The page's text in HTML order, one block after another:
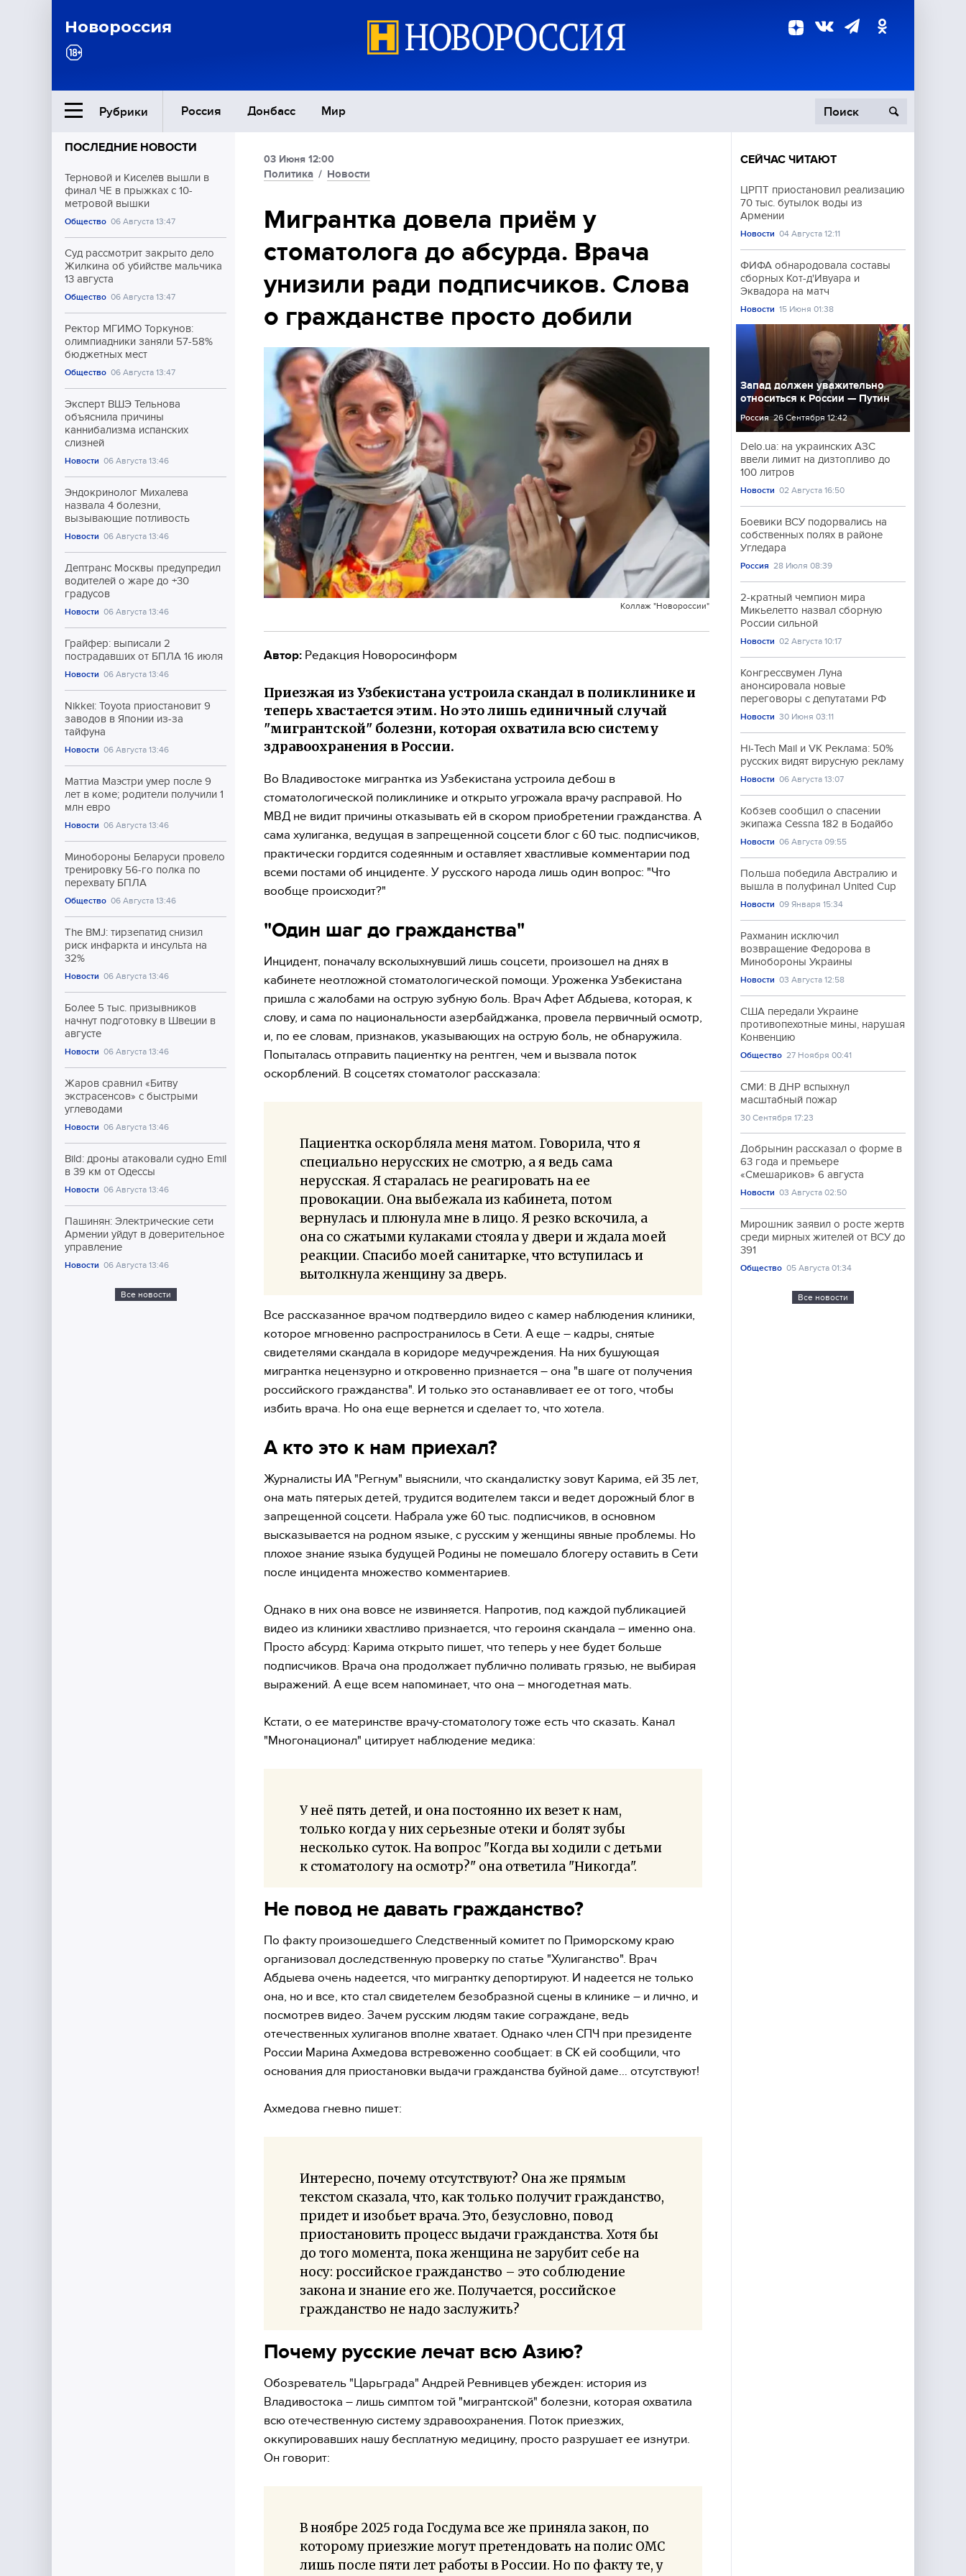
Новороссия
Рубрики Россия Донбасс Мир
Ближний Восток Политика
Общество
Экономика
Происшествия
Культура
Спорт
ПОСЛЕДНИЕ НОВОСТИ
Терновой и Киселёв вышли в
финал ЧЕ в прыжках с 10-
метровой вышки
Общество 06 Августа 13:47
Суд рассмотрит закрыто дело
Жилкина об убийстве мальчика
13 августа
Общество 06 Августа 13:47
Ректор МГИМО Торкунов:
олимпиадники заняли 57-58%
бюджетных мест
Общество 06 Августа 13:47
Эксперт ВШЭ Тельнова
объяснила причины
каннибализма испанских
слизней
Новости 06 Августа 13:46
Эндокринолог Михалева
назвала 4 болезни,
вызывающие потливость
Новости 06 Августа 13:46
Дептранс Москвы предупредил
водителей о жаре до +30
градусов
Новости 06 Августа 13:46
Грайфер: выписали 2
пострадавших от БПЛА 16 июля
Новости 06 Августа 13:46
Nikkei: Toyota приостановит 9
заводов в Японии из-за
тайфуна
Новости 06 Августа 13:46
Маттиа Маэстри умер после 9
лет в коме; родители получили 1
млн евро
Новости 06 Августа 13:46
Минобороны Беларуси провело
тренировку 56-го полка по
перехвату БПЛА
Общество 06 Августа 13:46
The BMJ: тирзепатид снизил
риск инфаркта и инсульта на
32%
Новости 06 Августа 13:46
Более 5 тыс. призывников
начнут подготовку в Швеции в
августе
Новости 06 Августа 13:46
Жаров сравнил «Битву
экстрасенсов» с быстрыми
углеводами
Новости 06 Августа 13:46
Bild: дроны атаковали судно Emil
в 39 км от Одессы
Новости 06 Августа 13:46
Пашинян: Электрические сети
Армении уйдут в доверительное
управление
Новости 06 Августа 13:46
Все новости
03 Июня 12:00
Политика / Новости
Мигрантка довела приём у
стоматолога до абсурда. Врача
унизили ради подписчиков. Слова
о гражданстве просто добили
Коллаж "Новороссии"
Автор: Редакция Новоросинформ
Приезжая из Узбекистана устроила скандал в поликлинике и
теперь хвастается этим. Но это лишь единичный случай
"мигрантской" болезни, которая охватила всю систему
здравоохранения в России.
Во Владивостоке мигрантка из Узбекистана устроила дебош в
стоматологической поликлинике и открыто угрожала врачу расправой. Но
МВД не видит причины отказывать ей в скором приобретении гражданства. А
сама хулиганка, ведущая в запрещенной соцсети блог с 60 тыс. подписчиков,
практически гордится содеянным и оставляет хвастливые комментарии под
всеми постами об инциденте. У русского народа лишь один вопрос: "Что
вообще происходит?"
"Один шаг до гражданства"
Инцидент, поначалу всколыхнувший лишь соцсети, произошел на днях в
кабинете неотложной стоматологической помощи. Уроженка Узбекистана
пришла с жалобами на острую зубную боль. Врач Афет Абдыева, которая, к
слову, и сама по национальности азербайджанка, провела первичный осмотр,
и, по ее словам, признаков, указывающих на острую боль, не обнаружила.
Попыталась отправить пациентку на рентген, чем и вызвала поток
оскорблений. В соцсетях стоматолог рассказала:
Пациентка оскорбляла меня матом. Говорила, что я
специально нерусских не смотрю, а я ведь сама
нерусская. Я старалась не реагировать на ее
провокации. Она выбежала из кабинета, потом
вернулась и плюнула мне в лицо. Я резко вскочила, а
она со сжатыми кулаками стояла у двери и ждала моей
реакции. Спасибо моей санитарке, что вступилась и
вытолкнула женщину за дверь.
Все рассказанное врачом подтвердило видео с камер наблюдения клиники,
которое мгновенно распространилось в Сети. А еще – кадры, снятые
свидетелями скандала в коридоре медучреждения. На них бушующая
мигрантка нецензурно и откровенно признается – она "в шаге от получения
российского гражданства". И только это останавливает ее от того, чтобы
избить врача. Но она еще вернется и сделает то, что хотела.
А кто это к нам приехал?
Журналисты ИА "Регнум" выяснили, что скандалистку зовут Карима, ей 35 лет,
она мать пятерых детей, трудится водителем такси и ведет дорожный блог в
запрещенной соцсети. Набрала уже 60 тыс. подписчиков, в основном
высказывается на родном языке, с русским у женщины явные проблемы. Но
плохое знание языка будущей Родины не помешало блогеру оставить в Сети
после инцидента множество комментариев.
Однако в них она вовсе не извиняется. Напротив, под каждой публикацией
видео из клиники хвастливо признается, что героиня скандала – именно она.
Просто абсурд: Карима открыто пишет, что теперь у нее будет больше
подписчиков. Врача она продолжает публично поливать грязью, не выбирая
выражений. А еще всем напоминает, что она – многодетная мать.
Кстати, о ее материнстве врачу-стоматологу тоже есть что сказать. Канал
"Многонационал" цитирует наблюдение медика:
У неё пять детей, и она постоянно их везет к нам,
только когда у них серьезные отеки и болят зубы
несколько суток. На вопрос "Когда вы ходили с детьми
к стоматологу на осмотр?" она ответила "Никогда".
Не повод не давать гражданство?
По факту произошедшего Следственный комитет по Приморскому краю
организовал доследственную проверку по статье "Хулиганство". Врач
Абдыева очень надеется, что мигрантку депортируют. И надеется не только
она, но и все, кто стал свидетелем безобразной сцены в клинике – и лично, и
посмотрев видео. Зачем русским людям такие сограждане, ведь
отечественных хулиганов вполне хватает. Однако член СПЧ при президенте
России Марина Ахмедова встревоженно сообщает: в СК ей сообщили, что
основания для приостановки выдачи гражданства буйной даме… отсутствуют!
Ахмедова гневно пишет:
Интересно, почему отсутствуют? Она же прямым
текстом сказала, что, как только получит гражданство,
придет и изобьет врача. Это, безусловно, повод
приостановить процесс выдачи гражданства. Хотя бы
до того момента, пока женщина не зарубит себе на
носу: российское гражданство – это соблюдение
закона и знание его же. Получается, российское
гражданство не надо заслужить?
Почему русские лечат всю Азию?
Обозреватель "Царьграда" Андрей Ревнивцев убежден: история из
Владивостока – лишь симптом той "мигрантской" болезни, которая охватила
всю отечественную систему здравоохранения. Поток приезжих,
оккупировавших нашу бесплатную медицину, просто разрушает ее изнутри.
Он говорит:
В ноябре 2025 года Госдума все же приняла закон, по
которому приезжие могут претендовать на полис ОМС
лишь после пяти лет работы в России. Но по факту те, у
СЕЙЧАС ЧИТАЮТ
ЦРПТ приостановил реализацию
70 тыс. бутылок воды из
Армении
Новости 04 Августа 12:11
ФИФА обнародовала составы
сборных Кот-д'Ивуара и
Эквадора на матч
Новости 15 Июня 01:38
Запад должен уважительно
относиться к России — Путин
Россия 26 Сентября 12:42
Delo.ua: на украинских АЗС
ввели лимит на дизтопливо до
100 литров
Новости 02 Августа 16:50
Боевики ВСУ подорвались на
собственных полях в районе
Угледара
Россия 28 Июля 08:39
2-кратный чемпион мира
Микьелетто назвал сборную
России сильной
Новости 02 Августа 10:17
Конгрессвумен Луна
анонсировала новые
переговоры с депутатами РФ
Новости 30 Июня 03:11
Hi-Tech Mail и VK Реклама: 50%
русских видят вирусную рекламу
Новости 06 Августа 13:07
Кобзев сообщил о спасении
экипажа Cessna 182 в Бодайбо
Новости 06 Августа 09:55
Польша победила Австралию и
вышла в полуфинал United Cup
Новости 09 Января 15:34
Рахманин исключил
возвращение Федорова в
Минобороны Украины
Новости 03 Августа 12:58
США передали Украине
противопехотные мины, нарушая
Конвенцию
Общество 27 Ноября 00:41
СМИ: В ДНР вспыхнул
масштабный пожар
30 Сентября 17:23
Добрынин рассказал о форме в
63 года и премьере
«Смешариков» 6 августа
Новости 03 Августа 02:50
Мирошник заявил о росте жертв
среди мирных жителей от ВСУ до
391
Общество 05 Августа 01:34
Все новости